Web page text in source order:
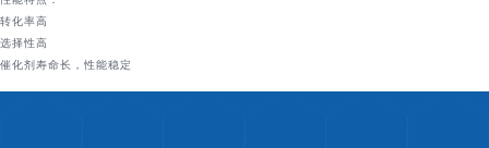
转化率高
选择性高
催化剂寿命长，性能稳定